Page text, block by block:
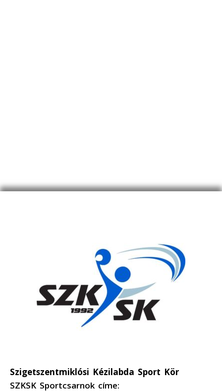
Szigetszentmiklósi Kézilabda Sport Kör
SZKSK Sportcsarnok címe: